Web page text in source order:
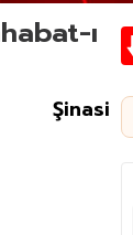
ı
Şinasi